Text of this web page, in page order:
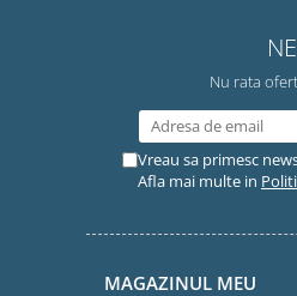
Nu rata
Vreau sa primesc
Afla mai multe in
MAGAZINUL MEU